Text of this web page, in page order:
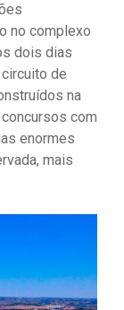
no complexo
dois dias
de
na
com
enormes
mais